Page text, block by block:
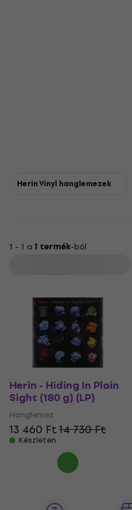
Herin Vinyl hanglemezek
1 - 1 a 1 termék-ból
Herin - Hiding In Plain
Sight (180 g) (LP)
Hanglemez
13 460 Ft14 730 Ft
Készleten